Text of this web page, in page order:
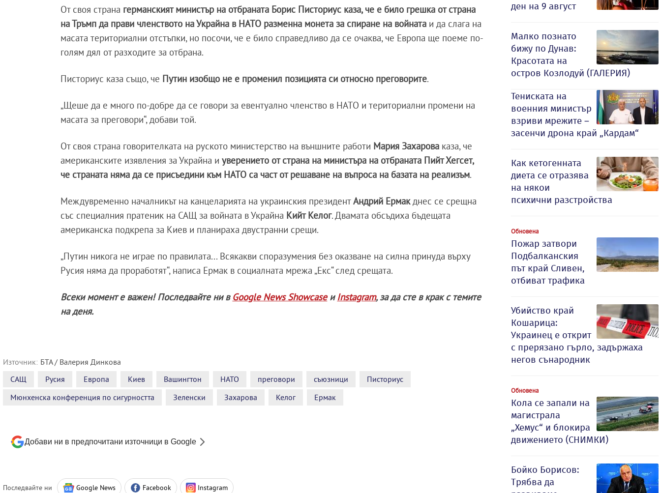
От своя страна германският министър на отбраната Борис Писториус каза, че е било грешка от страна
на Тръмп да прави членството на Украйна в НАТО разменна монета за спиране на войната и да слага на
масата териториални отстъпки, но посочи, че е било справедливо да се очаква, че Европа ще поеме по-
голям дял от разходите за отбрана.
Писториус каза също, че Путин изобщо не е променил позицията си относно преговорите.
„Щеше да е много по-добре да се говори за евентуално членство в НАТО и териториални промени на
масата за преговори“, добави той.
От своя страна говорителката на руското министерство на външните работи Мария Захарова каза, че
американските изявления за Украйна иуверението от страна на министъра на отбраната Пийт Хегсет,
че страната няма да се присъедини към НАТО са част от решаване на въпроса на базата на реализъм.
Междувременно началникът на канцеларията на украинския президентАндрий Ермакднес се срещна
със специалния пратеник на САЩ за войната в Украйна Кийт Келог. Двамата обсъдиха бъдещата
американска подкрепа за Киев и планираха двустранни срещи.
„Путин никога не играе по правилата... Всякакви споразумения без оказване на силна принуда върху
Русия няма да проработят“, написа Ермак в социалната мрежа „Екс“ след срещата.
Всеки момент е важен! Последвайте ни в Google News Showcaseи Instagram, за да сте в крак с темите
на деня.
Източник: БТА / Валерия Динкова
САЩ
Русия Европа Киев Вашингтон НАТО преговори съюзници
Писториус
Мюнхенска конференция по сигурността
Зеленски Захарова Келог Ермак
Добави ни в предпочитани източници в Google
Последвайте ни Google News Facebook Instagram
ден на 9 август
Малко познато
бижу по Дунав:
Красотата на
остров Козлодуй (ГАЛЕРИЯ)
Тениската на
военния министър
взриви мрежите –
засенчи дрона край „Кардам“
Как кетогенната
диета се отразява
на някои
психични разстройства
Обновена
Пожар затвори
Подбалканския
път край Сливен,
отбиват трафика
Убийство край
Кошарица:
Украинец е открит
с прерязано гърло, задържаха
негов сънародник
Обновена
Кола се запали на
магистрала
„Хемус“ и блокира
движението (СНИМКИ)
Бойко Борисов:
Трябва да